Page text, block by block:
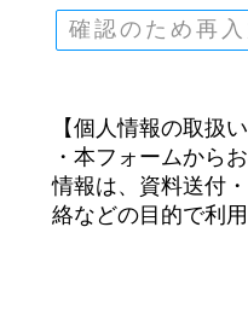
【個人情報の取扱
・本フォームから
情報は、資料送付
絡などの目的で利